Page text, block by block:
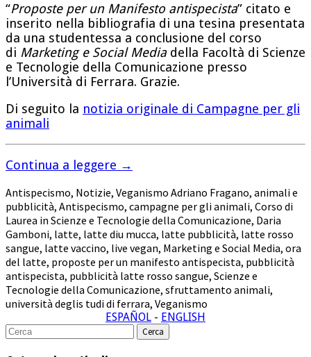
“Proposte per un Manifesto antispecista” citato e
inserito nella bibliografia di una tesina presentata
da una studentessa a conclusione del corso
di Marketing e Social Media della Facoltà di Scienze
e Tecnologie della Comunicazione presso
l’Università di Ferrara. Grazie.
Di seguito la notizia originale di Campagne per gli
animali
Continua a leggere →
Antispecismo, Notizie, Veganismo Adriano Fragano, animali e
pubblicità, Antispecismo, campagne per gli animali, Corso di
Laurea in Scienze e Tecnologie della Comunicazione, Daria
Gamboni, latte, latte diu mucca, latte pubblicità, latte rosso
sangue, latte vaccino, live vegan, Marketing e Social Media, ora
del latte, proposte per un manifesto antispecista, pubblicità
antispecista, pubblicità latte rosso sangue, Scienze e
Tecnologie della Comunicazione, sfruttamento animali,
università deglis tudi di ferrara, Veganismo
ESPAÑOL - ENGLISH
Cerca
per: